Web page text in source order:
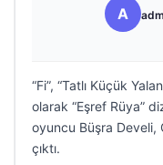
A
“Fi”, “Tatlı Küçük
olarak “Eşref Rüya”
oyuncu Büşra Develi,
çıktı.